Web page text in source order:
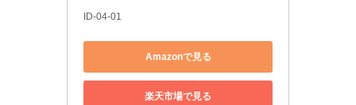
ID-04-01
Amazonで見る
楽天市場で見る